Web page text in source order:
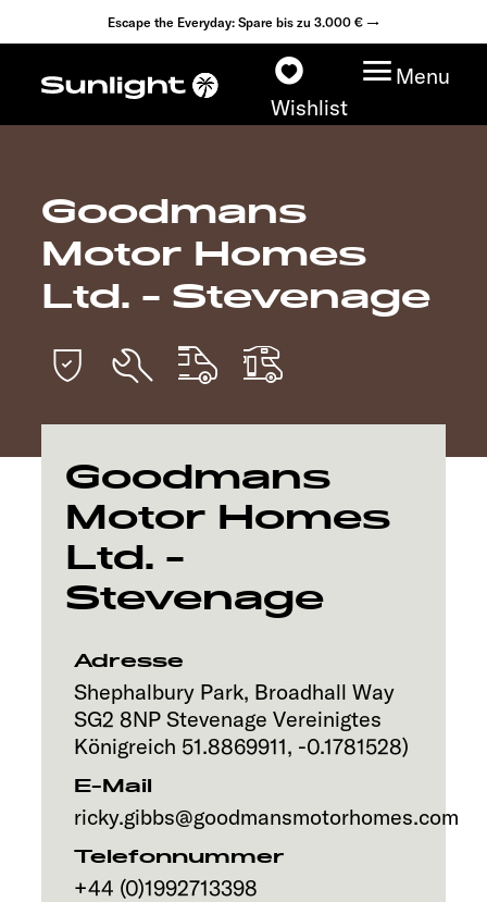
Escape the Everyday: Spare bis zu 3.000 € →
Wishlist
Menu
Modelle
Konfigurator
Fahrzeugfinder
Händlersuche
Explore
Service
Goodmans
Motor Homes
Ltd. - Stevenage
Goodmans
Motor Homes
Ltd. -
Stevenage
Adresse
Shephalbury Park, Broadhall Way
SG2 8NP Stevenage Vereinigtes
Königreich 51.8869911, -0.1781528)
E-Mail
ricky.gibbs@goodmansmotorhomes.com
Telefonnummer
+44 (0)1992713398